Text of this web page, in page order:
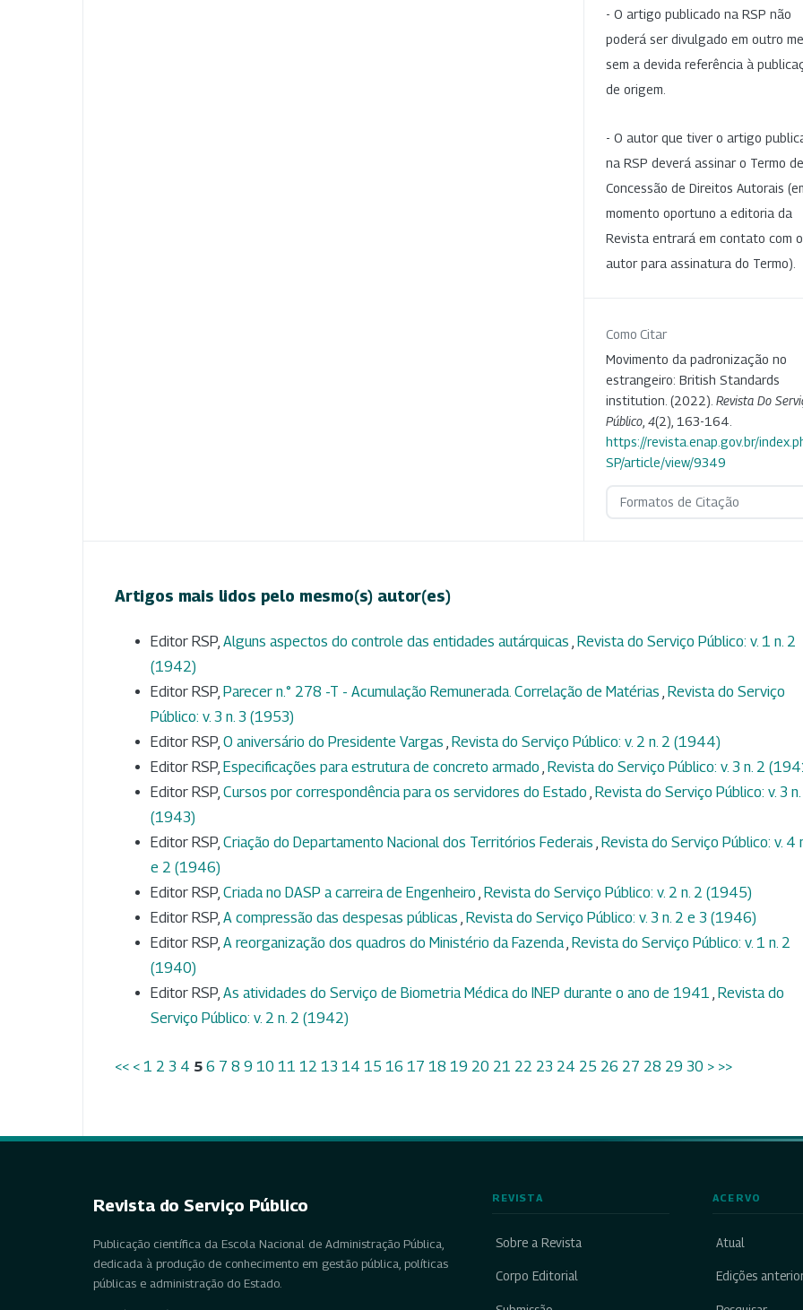
- O artigo publicado na RSP não
poderá ser divulgado em outro
sem a devida referência à
de origem.
- O autor que tiver o artigo
na RSP deverá assinar o Termo de
Concessão de Direitos Autorais
momento oportuno a editoria da
Revista entrará em contato com o
autor para assinatura do Termo).
Como Citar
Movimento da padronização no
estrangeiro: British Standards
institution. (2022). Revista Do
Público 4(2), 163-164.
https://revista.enap.gov.br/
SP/article/view/9349
Formatos de Citação
Artigos mais lidos pelo mesmo(s) autor(es)
Editor RSP, Alguns aspectos do controle das entidades autárquicas , Revista do Serviço Público: v. 1 n. 2
(1942)
Editor RSP, Parecer n.° 278 -T - Acumulação Remunerada. Correlação de Matérias , Revista do Serviço
Público: v. 3 n. 3 (1953)
Editor RSP, O aniversário do Presidente Vargas , Revista do Serviço Público: v. 2 n. 2 (1944)
Editor RSP, Especificações para estrutura de concreto armado , Revista do Serviço Público: v. 3 n. 2
Editor RSP, Cursos por correspondência para os servidores do Estado , Revista do Serviço Público: v. 3 n.
(1943)
Editor RSP, Criação do Departamento Nacional dos Territórios Federais , Revista do Serviço Público: v. 4
e 2 (1946)
Editor RSP, Criada no DASP a carreira de Engenheiro , Revista do Serviço Público: v. 2 n. 2 (1945)
Editor RSP, A compressão das despesas públicas , Revista do Serviço Público: v. 3 n. 2 e 3 (1946)
Editor RSP, A reorganização dos quadros do Ministério da Fazenda, Revista do Serviço Público: v. 1 n. 2
(1940)
Editor RSP, As atividades do Serviço de Biometria Médica do INEP durante o ano de 1941 , Revista do
Serviço Público: v. 2 n. 2 (1942)
<< < 1 2 3 4 5 6 7 8 9 10 11 12 13 14 15 16 17 18 19 20 21 22 23 24 25 26 27 28 29 30 > >>
Revista do Serviço Público
Publicação científica da Escola Nacional de Administração Pública,
dedicada à produção de conhecimento em gestão pública, políticas
públicas e administração do Estado.
REVISTA
Sobre a Revista
Corpo Editorial
ACERVO
Atual
Edições